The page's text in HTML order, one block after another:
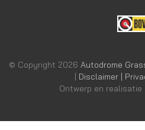
© Copyright 2026 Autodrome
| Disclaimer |
Ontwerp en realisatie